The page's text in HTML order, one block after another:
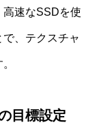
高速なSSDを使
、テクスチャ
目標設定